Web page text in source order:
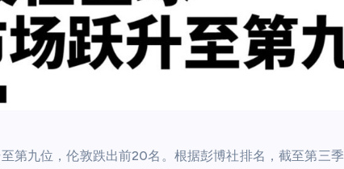
第九位，伦敦跌出前20名。根据彭博社排名，截至第三